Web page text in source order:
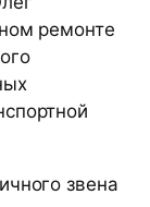
ремонте
звена